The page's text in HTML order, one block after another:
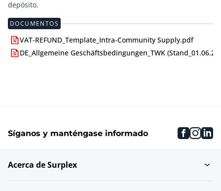
DOCUMENTOS
VAT-REFUND_Template_Intra-Community Supply.pdf
DE_Allgemeine Geschäftsbedingungen_TWK
Síganos y manténgase informado
Acerca de Surplex